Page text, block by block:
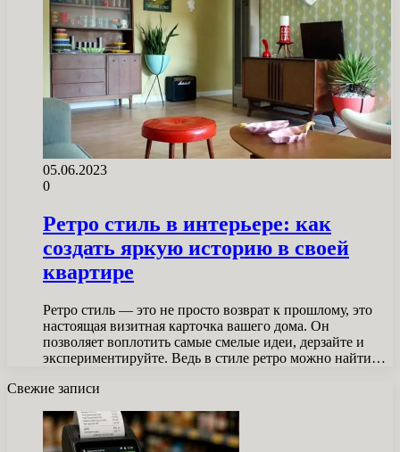
05.06.2023
0
Ретро стиль в интерьере: как
создать яркую историю в своей
квартире
Ретро стиль — это не просто возврат к прошлому, это
настоящая визитная карточка вашего дома. Он
позволяет воплотить самые смелые идеи, дерзайте и
экспериментируйте. Ведь в стиле ретро можно найти…
Свежие записи